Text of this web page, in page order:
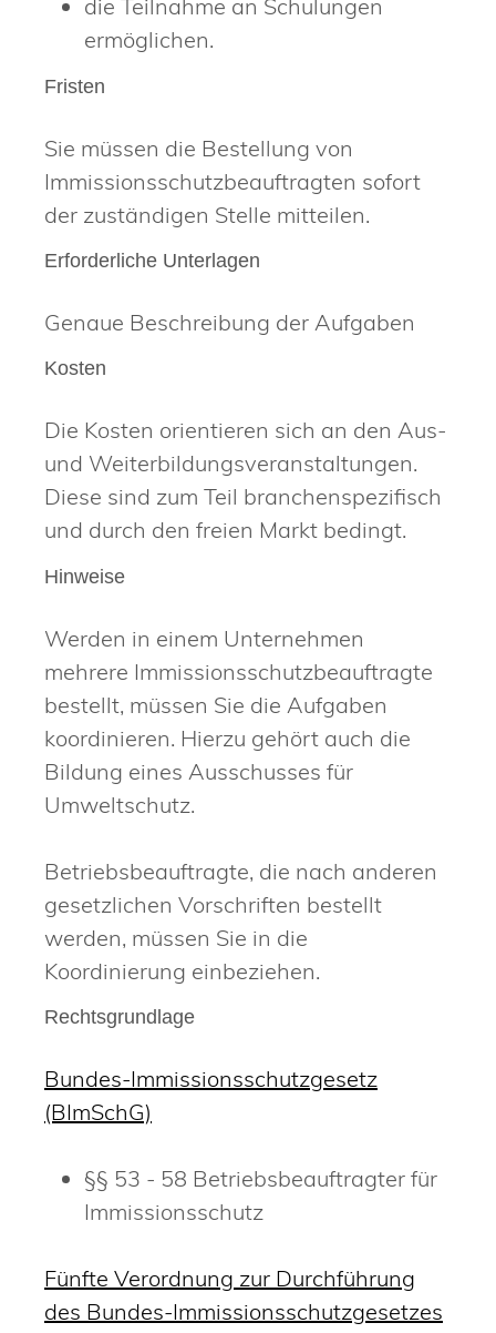
die Teilnahme an Schulungen
ermöglichen.
Fristen
Sie müssen die Bestellung von
Immissionsschutzbeauftragten sofort
der zuständigen Stelle mitteilen.
Erforderliche Unterlagen
Genaue Beschreibung der Aufgaben
Kosten
Die Kosten orientieren sich an den Aus-
und Weiterbildungsveranstaltungen.
Diese sind zum Teil branchenspezifisch
und durch den freien Markt bedingt.
Hinweise
Werden in einem Unternehmen
mehrere Immissionsschutzbeauftragte
bestellt, müssen Sie die Aufgaben
koordinieren. Hierzu gehört auch die
Bildung eines Ausschusses für
Umweltschutz.
Betriebsbeauftragte, die nach anderen
gesetzlichen Vorschriften bestellt
werden, müssen Sie in die
Koordinierung einbeziehen.
Rechtsgrundlage
Bundes-Immissionsschutzgesetz
(BImSchG)
§§ 53 - 58 Betriebsbeauftragter für
Immissionsschutz
Fünfte Verordnung zur Durchführung
des Bundes-Immissionsschutzgesetzes